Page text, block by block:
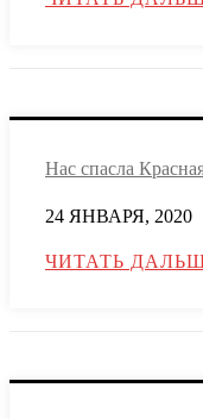
Нас спасла
24 ЯНВАРЯ, 2020
ЧИТАТЬ